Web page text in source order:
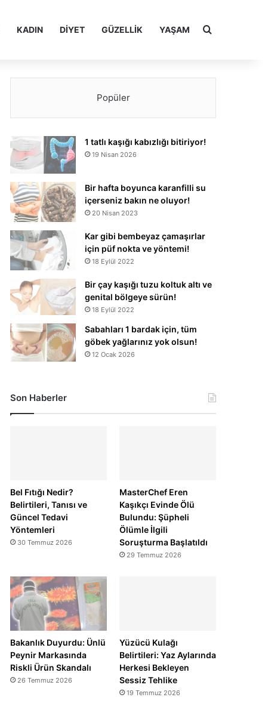
KADIN DIYET GÜZELLIK YAŞAM Arama yap
Popüler
1 tatlı kaşığı kabızlığı bitiriyor!
19 Nisan 2026
Bir hafta boyunca karanfilli su
içerseniz bakın ne oluyor!
20 Nisan 2023
Kar gibi bembeyaz çamaşırlar
için püf nokta ve yöntemi!
18 Eylül 2022
Bir çay kaşığı tuzu koltuk altı ve
genital bölgeye sürün!
18 Eylül 2022
Sabahları 1 bardak için, tüm
göbek yağlarınız yok olsun!
12 Ocak 2026
Son Haberler
Bel Fıtığı Nedir?
Belirtileri, Tanısı ve
Güncel Tedavi
Yöntemleri
30 Temmuz 2026
MasterChef Eren
Kaşıkçı Evinde Ölü
Bulundu: Şüpheli
Ölümle İlgili
Soruşturma Başlatıldı
29 Temmuz 2026
Bakanlık Duyurdu: Ünlü
Peynir Markasında
Riskli Ürün Skandalı
26 Temmuz 2026
Yüzücü Kulağı
Belirtileri: Yaz Aylarında
Herkesi Bekleyen
Sessiz Tehlike
19 Temmuz 2026